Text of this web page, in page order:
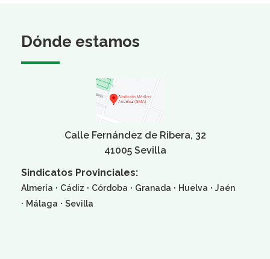
Dónde estamos
Calle Fernández de Ribera, 32
41005 Sevilla
Sindicatos Provinciales:
Almería · Cádiz · Córdoba · Granada · Huelva · Jaén
· Málaga · Sevilla